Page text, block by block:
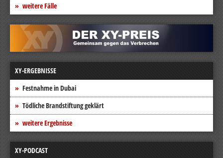
weitere Fälle
XY-ERGEBNISSE
Festnahme in Dubai
Tödliche Brandstiftung geklärt
weitere Ergebnisse
XY-PODCAST